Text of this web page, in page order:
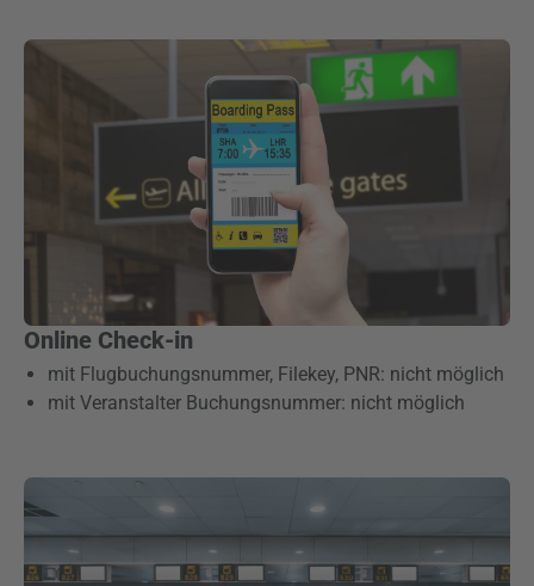
Online Check-in
mit Flugbuchungsnummer, Filekey, PNR: nicht möglich
mit Veranstalter Buchungsnummer: nicht möglich